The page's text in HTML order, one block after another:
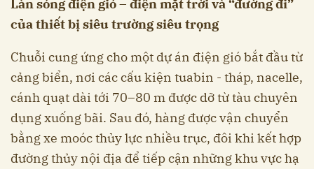
Làn sóng điện gió – điện mặt trời và “đường đi”
của thiết bị siêu trường siêu trọng
Chuỗi cung ứng cho một dự án điện gió bắt đầu từ
cảng biển, nơi các cấu kiện tuabin - tháp, nacelle,
cánh quạt dài tới 70–80 m được dỡ từ tàu chuyên
dụng xuống bãi. Sau đó, hàng được vận chuyển
bằng xe moóc thủy lực nhiều trục, đôi khi kết hợp
đường thủy nội địa để tiếp cận những khu vực hạ